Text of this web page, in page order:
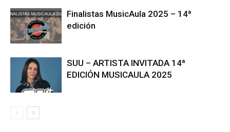
Finalistas MusicAula 2025 – 14ª
edición
SUU – ARTISTA INVITADA 14ª
EDICIÓN MUSICAULA 2025